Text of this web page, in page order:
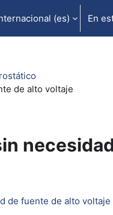
‎(es)‎ En
de alto voltaje
de fuente de alto voltaje